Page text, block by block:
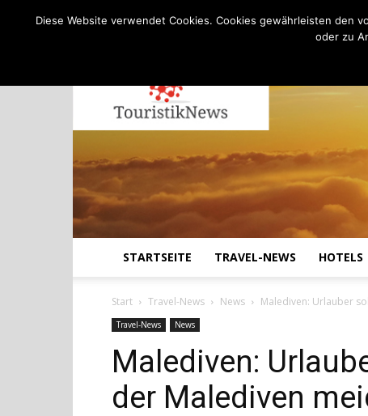
STARTSEITE TRAVEL-NEWS HOTELS
Start Travel-News News Malediven: Urlauber
Travel-News News
Malediven:
der Malediven
Diese Website verwendet Cookies. Cookies gewährleisten den
oder zu